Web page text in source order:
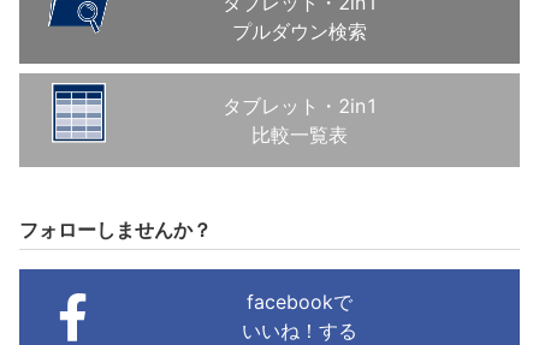
プルダウン検索
タブレット・2in1
比較一覧表
フォローしませんか？
facebookで
いいね！する